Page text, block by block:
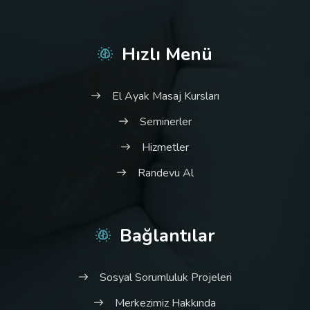
Hızlı Menü
El Ayak Masaj Kursları
Seminerler
Hizmetler
Randevu Al
Bağlantılar
Sosyal Sorumluluk Projeleri
Merkezimiz Hakkında